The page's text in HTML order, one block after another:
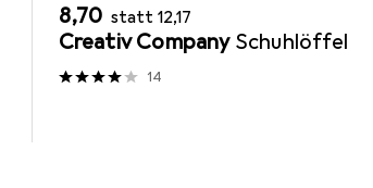
EUR
8,70 statt EUR
12,17
Creativ Company Schuhlöffel
14